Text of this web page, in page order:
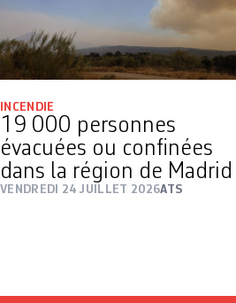
INCENDIE
19 000 personnes
évacuées ou confinées
dans la région de Madrid
VENDREDI 24 JUILLET 2026ATS